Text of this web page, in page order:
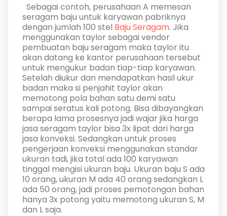
Sebagai contoh, perusahaan A memesan
seragam baju untuk karyawan pabriknya
dengan jumlah 100 stel Baju Seragam. Jika
menggunakan taylor sebagai vendor
pembuatan baju seragam maka taylor itu
akan datang ke kantor perusahaan tersebut
untuk mengukur badan tiap-tiap karyawan.
Setelah diukur dan mendapatkan hasil ukur
badan maka si penjahit taylor akan
memotong pola bahan satu demi satu
sampai seratus kali potong. Bisa dibayangkan
berapa lama prosesnya jadi wajar jika harga
jasa seragam taylor bisa 3x lipat dari harga
jasa konveksi. Sedangkan untuk proses
pengerjaan konveksi menggunakan standar
ukuran tadi, jika total ada 100 karyawan
tinggal mengisi ukuran baju. Ukuran baju S ada
10 orang, ukuran M ada 40 orang sedangkan L
ada 50 orang, jadi proses pemotongan bahan
hanya 3x potong yaitu memotong ukuran S, M
dan L saja.